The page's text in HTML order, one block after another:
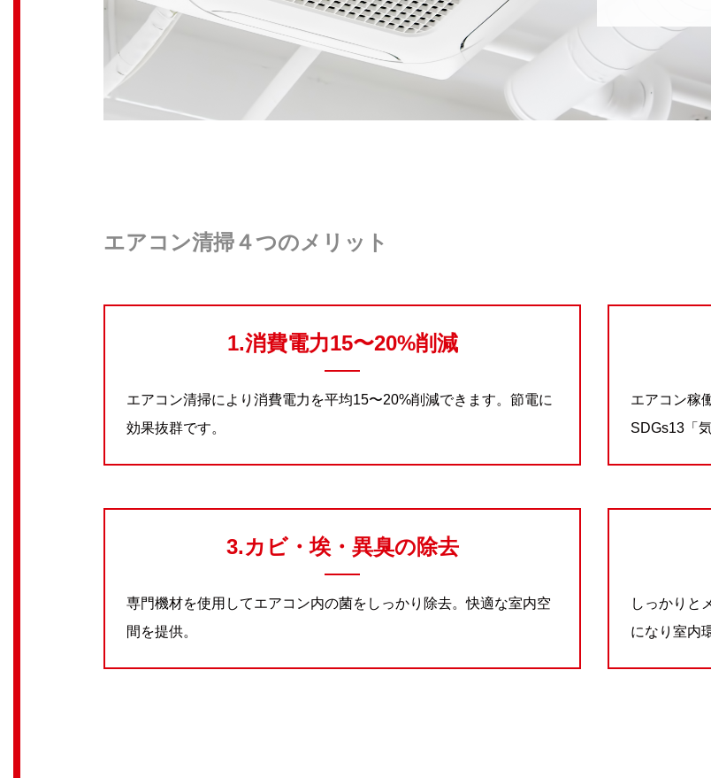
エアコン清掃４つのメリット
1.消費電力15〜20%削減
エアコン清掃により消費電力を平均15〜20%削減できます。節電に
効果抜群です。
エアコン稼
SDGs13「
3.カビ・埃・異臭の除去
専門機材を使用してエアコン内の菌をしっかり除去。快適な室内空
間を提供。
しっかりと
になり室内